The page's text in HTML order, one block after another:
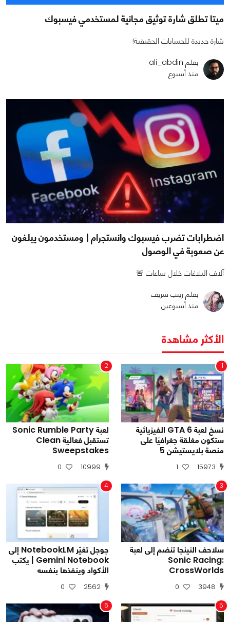
ميتا تطلق شارة توثيق مجانية لمستخدمي فيسبوك
شارة جديدة للحسابات الحقيقية!
بقلم ali_abdin
منذ أسبوع
اضطرابات تضرب فيسبوك وانستجرام | ومستخدمون يبلغون
عن صعوبة في الوصول
آلاف البلاغات خلال ساعات 🚨
بقلم زينب شريف
منذ أسبوعين
الأكثر مشاهدة
1
نسخ لعبة GTA 6 الفيزيائية
ستكون مغلقة جغرافيًا على
منصة بلايستيشن 5
15973
1
2
لعبة Sonic Rumble Party
تستقبل فعالية Clean
Sweepstakes
10999
0
3
سلاحف النينجا تنضم إلى لعبة
Sonic Racing:
CrossWorlds
3948
0
4
جوجل تغيّر NotebookLM إلى
Gemini Notebook | يكتب
الأكواد وينفذها بنفسه
2562
0
5
6